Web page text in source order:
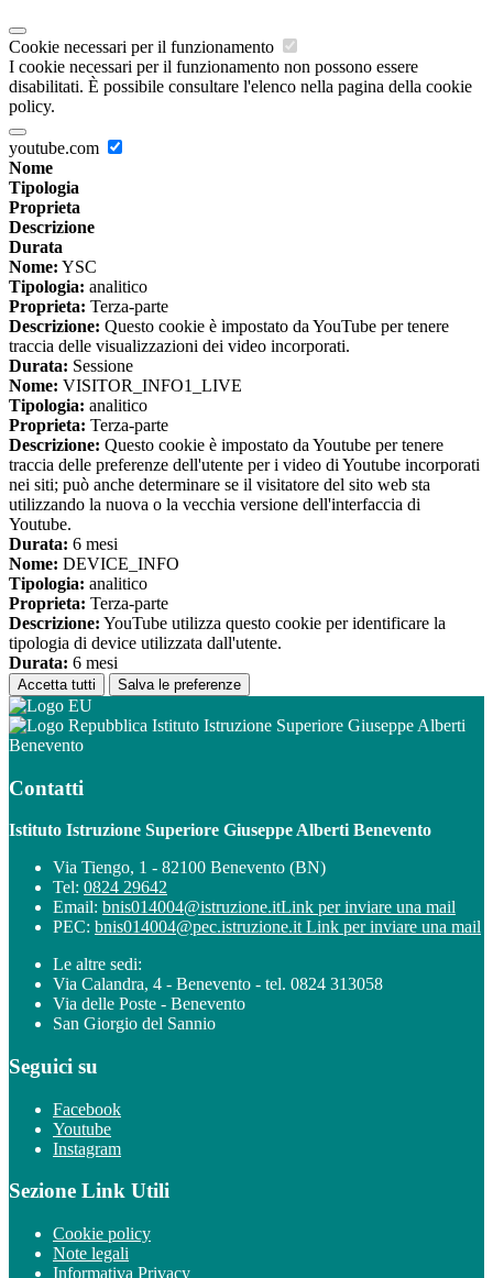
Cookie necessari per il funzionamento
I cookie necessari per il funzionamento non possono essere
disabilitati. È possibile consultare l'elenco nella pagina della cookie
policy.
youtube.com
Nome
Tipologia
Proprieta
Descrizione
Durata
Nome: YSC
Tipologia: analitico
Proprieta: Terza-parte
Descrizione: Questo cookie è impostato da YouTube per tenere
traccia delle visualizzazioni dei video incorporati.
Durata: Sessione
Nome: VISITOR_INFO1_LIVE
Tipologia: analitico
Proprieta: Terza-parte
Descrizione: Questo cookie è impostato da Youtube per tenere
traccia delle preferenze dell'utente per i video di Youtube incorporati
nei siti; può anche determinare se il visitatore del sito web sta
utilizzando la nuova o la vecchia versione dell'interfaccia di
Youtube.
Durata: 6 mesi
Nome: DEVICE_INFO
Tipologia: analitico
Proprieta: Terza-parte
Descrizione: YouTube utilizza questo cookie per identificare la
tipologia di device utilizzata dall'utente.
Durata: 6 mesi
Accetta tutti Salva le preferenze
Istituto Istruzione Superiore Giuseppe Alberti
Benevento
Contatti
Istituto Istruzione Superiore Giuseppe Alberti Benevento
Via Tiengo, 1 - 82100 Benevento (BN)
Tel: 0824 29642
Email: bnis014004@istruzione.itLink per inviare una mail
PEC: bnis014004@pec.istruzione.it Link per inviare una mail
Le altre sedi:
Via Calandra, 4 - Benevento - tel. 0824 313058
Via delle Poste - Benevento
San Giorgio del Sannio
Seguici su
Facebook
Youtube
Instagram
Sezione Link Utili
Cookie policy
Note legali
Informativa Privacy